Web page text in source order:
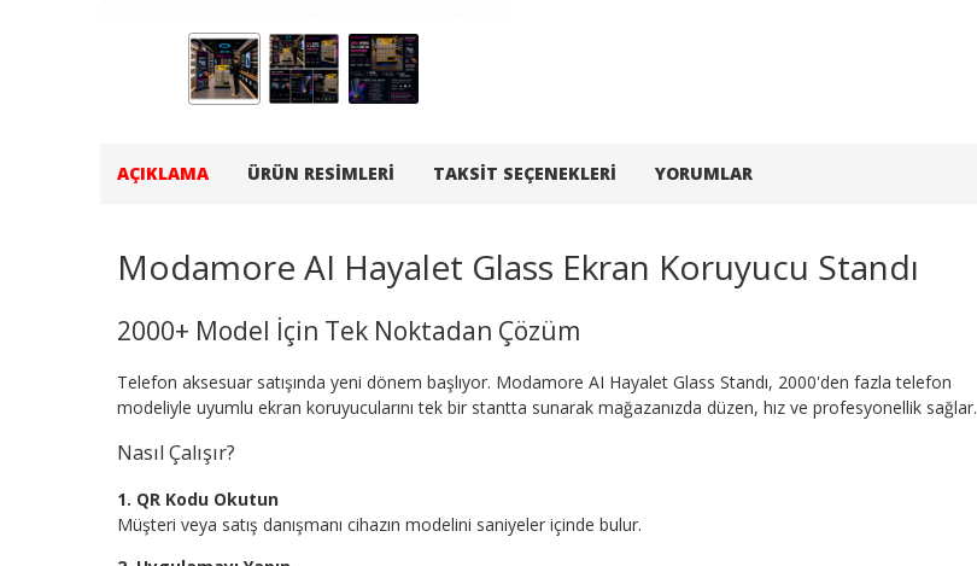
AÇIKLAMA ÜRÜN RESIMLERI TAKSIT SEÇENEKLERI YORUMLAR
Modamore AI Hayalet Glass Ekran Koruyucu Standı
2000+ Model İçin Tek Noktadan Çözüm
Telefon aksesuar satışında yeni dönem başlıyor. Modamore AI Hayalet Glass Standı, 2000'den fazla telefon
modeliyle uyumlu ekran koruyucularını tek bir stantta sunarak mağazanızda düzen, hız ve profesyonellik sağlar.
Nasıl Çalışır?
1. QR Kodu Okutun
Müşteri veya satış danışmanı cihazın modelini saniyeler içinde bulur.